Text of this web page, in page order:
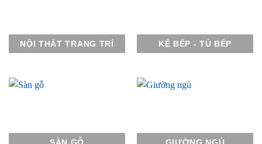
NỘI THẤT TRANG TRÍ KỆ BẾP - TỦ BẾP